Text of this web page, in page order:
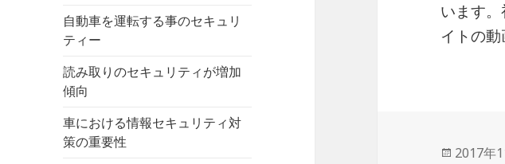
自動車を運転する事のセキュリ
ティー
読み取りのセキュリティが増加
傾向
車における情報セキュリティ対
策の重要性
います
イトの
投
2017年